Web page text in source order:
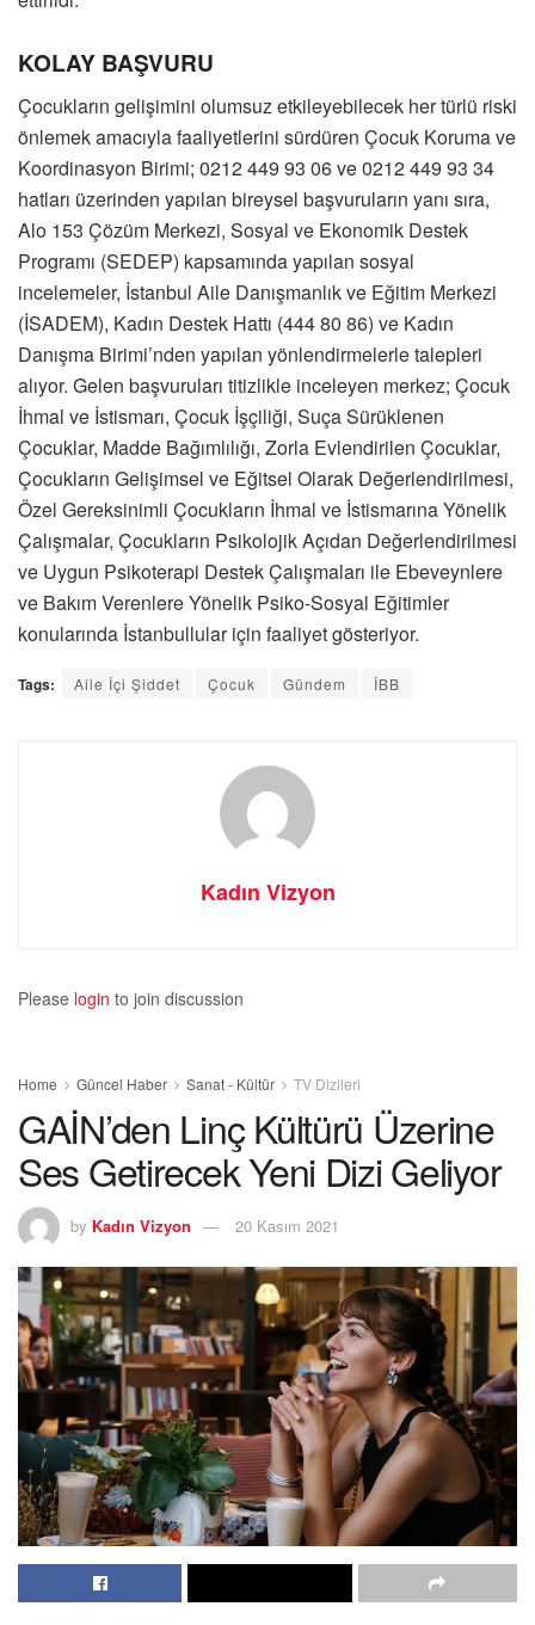
KOLAY BAŞVURU
Çocukların gelişimini olumsuz etkileyebilecek her türlü riski
önlemek amacıyla faaliyetlerini sürdüren Çocuk Koruma ve
Koordinasyon Birimi; 0212 449 93 06 ve 0212 449 93 34
hatları üzerinden yapılan bireysel başvuruların yanı sıra,
Alo 153 Çözüm Merkezi, Sosyal ve Ekonomik Destek
Programı (SEDEP) kapsamında yapılan sosyal
incelemeler, İstanbul Aile Danışmanlık ve Eğitim Merkezi
(İSADEM), Kadın Destek Hattı (444 80 86) ve Kadın
Danışma Birimi’nden yapılan yönlendirmelerle talepleri
alıyor. Gelen başvuruları titizlikle inceleyen merkez; Çocuk
İhmal ve İstismarı, Çocuk İşçiliği, Suça Sürüklenen
Çocuklar, Madde Bağımlılığı, Zorla Evlendirilen Çocuklar,
Çocukların Gelişimsel ve Eğitsel Olarak Değerlendirilmesi,
Özel Gereksinimli Çocukların İhmal ve İstismarına Yönelik
Çalışmalar, Çocukların Psikolojik Açıdan Değerlendirilmesi
ve Uygun Psikoterapi Destek Çalışmaları ile Ebeveynlere
ve Bakım Verenlere Yönelik Psiko-Sosyal Eğitimler
konularında İstanbullular için faaliyet gösteriyor.
Tags: Aile İçi Şiddet Çocuk Gündem İBB
Kadın Vizyon
Please login to join discussion
Home Güncel Haber Sanat - Kültür TV Dizileri
GAİN’den Linç Kültürü Üzerine
Ses Getirecek Yeni Dizi Geliyor
by Kadın Vizyon 20 Kasım 2021